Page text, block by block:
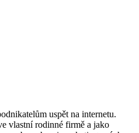
uspět na internetu.
vlastní rodinné firmě a jako